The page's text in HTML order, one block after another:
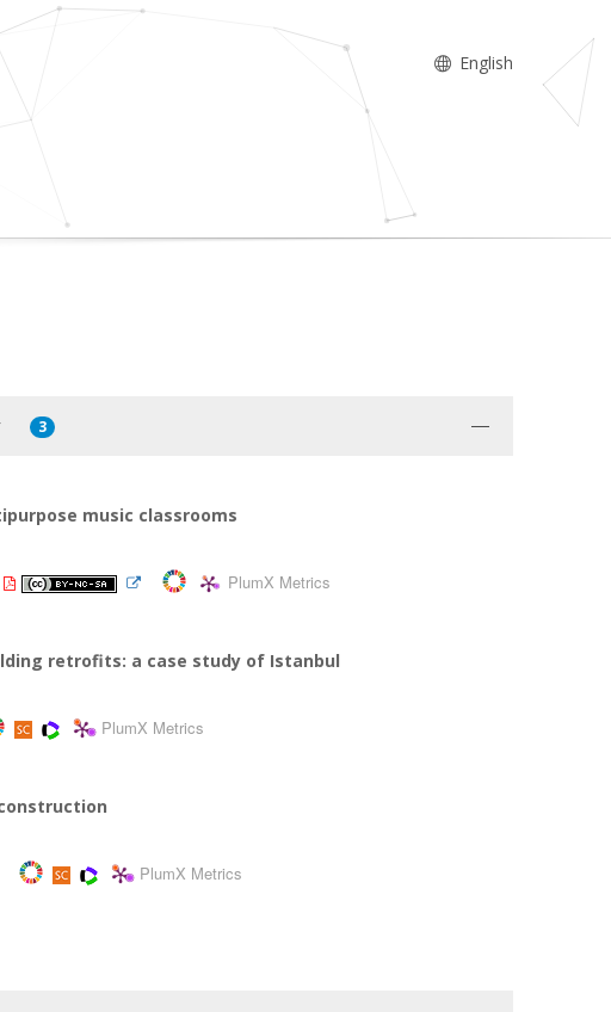
English
3
music classrooms
PlumX Metrics
retrofits: a case study of Istanbul
PlumX Metrics
PlumX Metrics